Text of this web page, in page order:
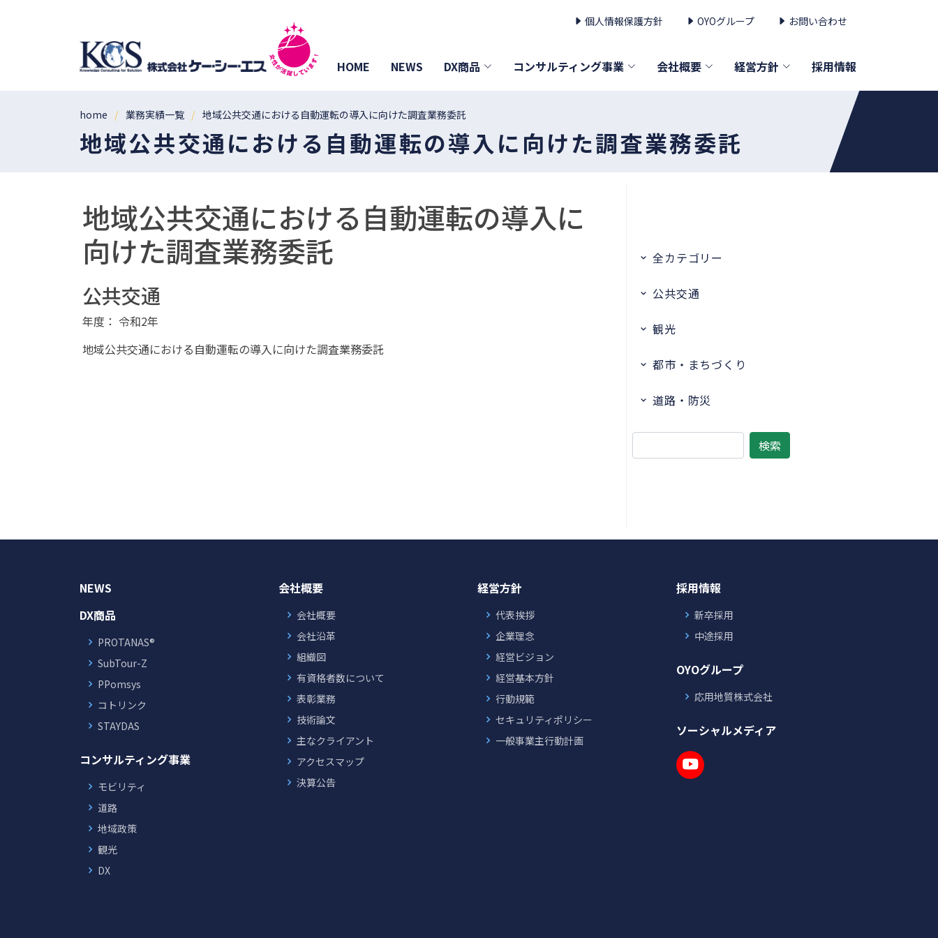
個人情報保護方針 OYOグループ お問い合わせ
HOME NEWS DX商品 コンサルティング事業 会社概要 経営方針 採用情報
home 業務実績一覧 地域公共交通における自動運転の導入に向けた調査業務委託
地域公共交通における自動運転の導入に向けた調査業務委託
地域公共交通における自動運転の導入に
向けた調査業務委託
公共交通
年度： 令和2年
地域公共交通における自動運転の導入に向けた調査業務委託
全カテゴリー
公共交通
観光
都市・まちづくり
道路・防災
NEWS
DX商品
PROTANAS®
SubTour-Z
PPomsys
コトリンク
STAYDAS
コンサルティング事業
モビリティ
道路
地域政策
観光
DX
会社概要
会社概要
会社沿革
組織図
有資格者数について
表彰業務
技術論文
主なクライアント
アクセスマップ
決算公告
経営方針
代表挨拶
企業理念
経営ビジョン
経営基本方針
行動規範
セキュリティポリシー
一般事業主行動計画
採用情報
新卒採用
中途採用
OYOグループ
応用地質株式会社
ソーシャルメディア